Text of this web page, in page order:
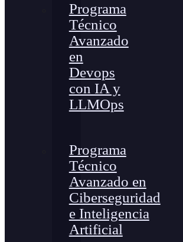
Programa
Técnico
Avanzado
en
Devops
con IA y
LLMOps
Programa
Técnico
Avanzado en
Ciberseguridad
e Inteligencia
Artificial